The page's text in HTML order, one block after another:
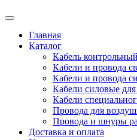
Главная
Каталог
Кабель контрольный
Кабели и провода
Кабели и провода
Кабели силовые
Кабели
Провода для
Провода и шнуры
Доставка и оплата